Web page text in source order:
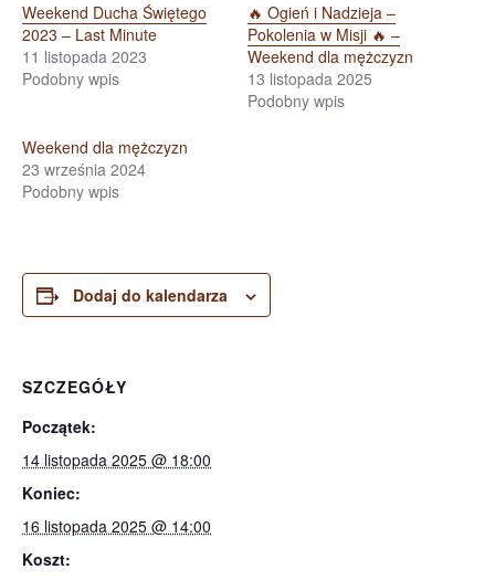
Weekend Ducha Świętego
2023 – Last Minute
11 listopada 2023
Podobny wpis
🔥 Ogień i Nadzieja –
Pokolenia w Misji 🔥 –
Weekend dla mężczyzn
13 listopada 2025
Podobny wpis
Weekend dla mężczyzn
23 września 2024
Podobny wpis
Dodaj do kalendarza
SZCZEGÓŁY
Początek:
14 listopada 2025 @ 18:00
Koniec:
16 listopada 2025 @ 14:00
Koszt: